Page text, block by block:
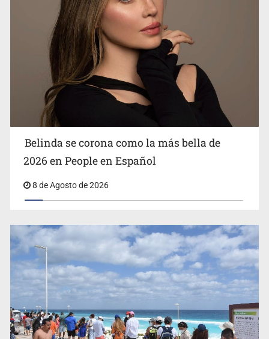
Ciclosporiasis no representa un riesgo epidemiológico
masivo
EU reanudará este sábado inspecciones de aguacate en
Michoacán
Belinda se corona como la más bella de
2026 en People en Español
8 de Agosto de 2026